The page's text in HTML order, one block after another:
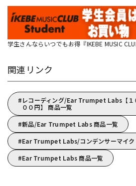
学生さんならいつでもお得『IKEBE MUSIC
関連リンク
レコーディング/Ear Trumpet Labs【１
００円】 商品一覧
新品/Ear Trumpet Labs 商品一覧
Ear Trumpet Labs/コンデンサーマイク
Ear Trumpet Labs 商品一覧